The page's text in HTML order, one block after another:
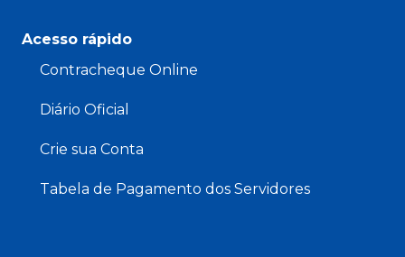
Acesso rápido
Contracheque Online
Diário Oficial
Crie sua Conta
Tabela de Pagamento dos Servidores